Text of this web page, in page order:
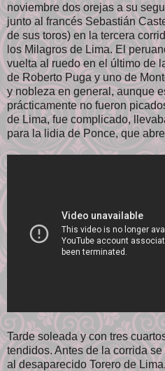
noviembre dos orejas a su
junto al francés Sebastián
de sus toros) en la tercera
los Milagros de Lima. El
vuelta al ruedo en el último de
de Roberto Puga y uno de
y nobleza en general, aunque
prácticamente no fueron
de Lima, fue complicado,
para la lidia de Ponce, que
Tarde soleada y con tres
tendidos. Antes de la corrida
al desaparecido Torero de